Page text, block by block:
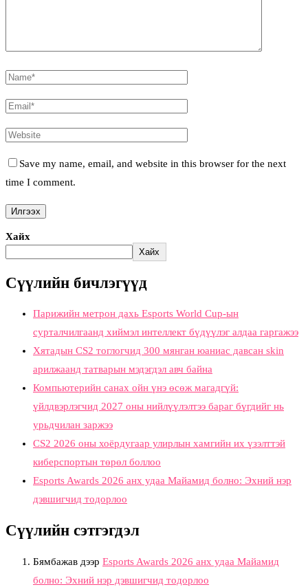
Save my name, email, and website in this browser for the next
time I comment.
Хайх
Хайх
Сүүлийн бичлэгүүд
Парижийн метрон дахь Esports World Cup-ын
сурталчилгаанд хиймэл интеллект бүдүүлэг алдаа гаргажээ
Хятадын CS2 тоглогчид 300 мянган юаниас давсан skin
арилжаанд татварын мэдэгдэл авч байна
Компьютерийн санах ойн үнэ өсөж магадгүй:
үйлдвэрлэгчид 2027 оны нийлүүлэлтээ бараг бүгдийг нь
урьдчилан заржээ
CS2 2026 оны хоёрдугаар улирлын хамгийн их үзэлттэй
киберспортын төрөл боллоо
Esports Awards 2026 анх удаа Майамид болно: Эхний нэр
дэвшигчид тодорлоо
Сүүлийн сэтгэгдэл
Бямбажав дээр Esports Awards 2026 анх удаа Майамид
болно: Эхний нэр дэвшигчид тодорлоо